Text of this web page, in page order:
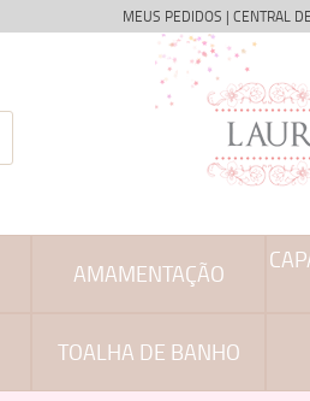
MEUS PEDIDOS | CENTRAL
AMAMENTAÇÃO
TOALHA DE BANHO